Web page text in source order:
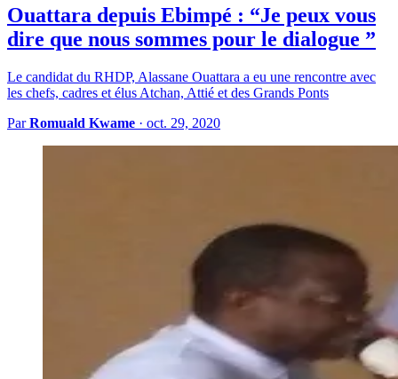
Ouattara depuis Ebimpé : “Je peux vous
dire que nous sommes pour le dialogue ”
Le candidat du RHDP, Alassane Ouattara a eu une rencontre avec
les chefs, cadres et élus Atchan, Attié et des Grands Ponts
ParRomuald Kwame · oct. 29, 2020